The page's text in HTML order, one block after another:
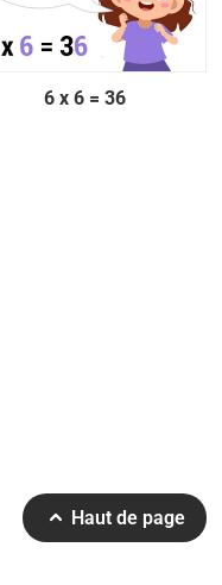
6 x 6 = 36
Haut de page